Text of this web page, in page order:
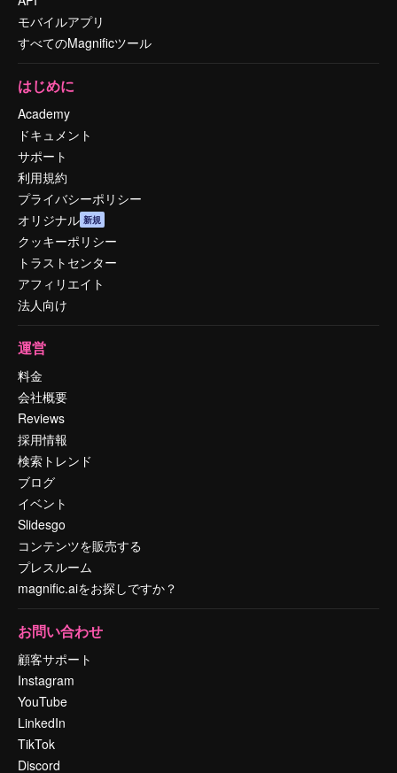
モバイルアプリ
すべてのMagnificツール
はじめに
Academy
ドキュメント
サポート
利用規約
プライバシーポリシー
オリジナル 新規
クッキーポリシー
トラストセンター
アフィリエイト
法人向け
運営
料金
会社概要
Reviews
採用情報
検索トレンド
ブログ
イベント
Slidesgo
コンテンツを販売する
プレスルーム
magnific.aiをお探しですか？
お問い合わせ
顧客サポート
Instagram
YouTube
LinkedIn
TikTok
Discord